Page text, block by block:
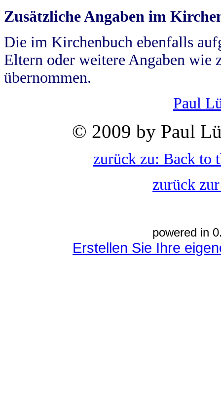
Zusätzliche Angaben im
Die im Kirchenbuch ebenfalls
Eltern oder weitere Angaben wie
übernommen.
Paul
© 2009 by Paul
zurück zu: Back to
zurück
powered in
Erstellen Sie Ihre